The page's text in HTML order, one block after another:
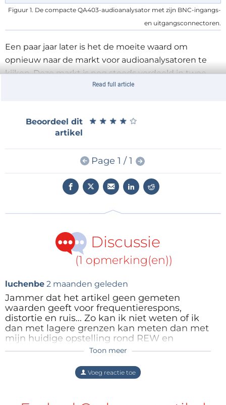
Figuur 1. De compacte QA403-audioanalysator met zijn BNC-ingangs-
en uitgangsconnectoren.
Een paar jaar later is het de moeite waard om
opnieuw naar de markt voor audioanalysatoren te
kijken. Deze markt is nog steeds verdeeld in twee
segmenten: ten eerste apparaten die specifiek zijn
meetapparaten worden wanneer ze met speciale
software worden gebruikt, wat betekent dat u
bepaalde beperkingen moet accepteren.
gebouwd als een “black box” zonder
bedieningselementen, behalve de aan/uit-
schakelaar, en worden pas een meetapparaat
bedieningssoftware worden gebruikt. Ingangs- en
uitgangsniveaus zijn, zoals gebruikelijk bij
meetapparatuur, gekalibreerd en bieden een groter
QA403 – kenmerken in één oogopslag
24-bit ADC/DAC
Tot 192 kSamples/s
8 ingangsversterkingsbereiken (0 tot +42 dBV)
Differentiële ingang/uitgang
Read full article
Beoordeel dit
artikel
★ ★ ★ ★ ★
★ ★ ★ ★ ★
Page 1 / 1
Discussie
(1 opmerking(en))
luchenbe 2 maanden geleden
Jammer dat het artikel geen gemeten
waarden geeft voor frequentierespons,
distortie en ruis... Zo kan ik niet weten of ik
dan met lagere grenzen kan meten dan met
mijn huidige opstelling rond REW en
SpeakerWorkshop.Toon meer
Voeg reactie toe